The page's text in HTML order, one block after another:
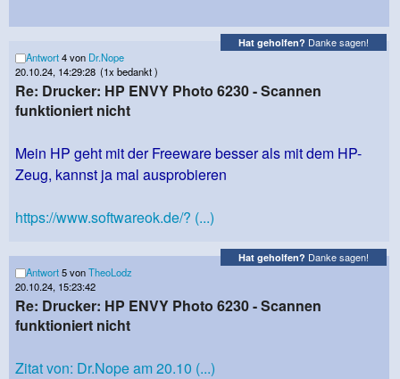
Hat geholfen? Danke sagen!
Antwort4 von Dr.Nope
20.10.24, 14:29:28 (1x bedankt )
Re: Drucker: HP ENVY Photo 6230 - Scannen
funktioniert nicht
Mein HP geht mit der Freeware besser als mit dem HP-
Zeug, kannst ja mal ausprobieren
https://www.softwareok.de/? (...)
Hat geholfen? Danke sagen!
Antwort5 vonTheoLodz
20.10.24, 15:23:42
Re: Drucker: HP ENVY Photo 6230 - Scannen
funktioniert nicht
Zitat von: Dr.Nope am 20.10 (...)